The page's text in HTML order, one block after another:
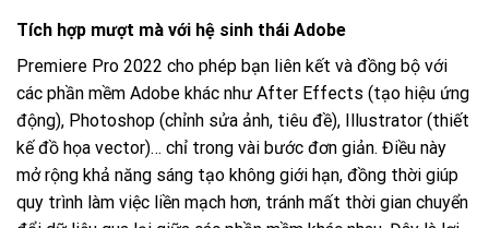
Tích hợp mượt mà với hệ sinh thái Adobe
Premiere Pro 2022 cho phép bạn liên kết và đồng bộ với
các phần mềm Adobe khác như After Effects (tạo hiệu ứng
động), Photoshop (chỉnh sửa ảnh, tiêu đề), Illustrator (thiết
kế đồ họa vector)… chỉ trong vài bước đơn giản. Điều này
mở rộng khả năng sáng tạo không giới hạn, đồng thời giúp
quy trình làm việc liền mạch hơn, tránh mất thời gian chuyển